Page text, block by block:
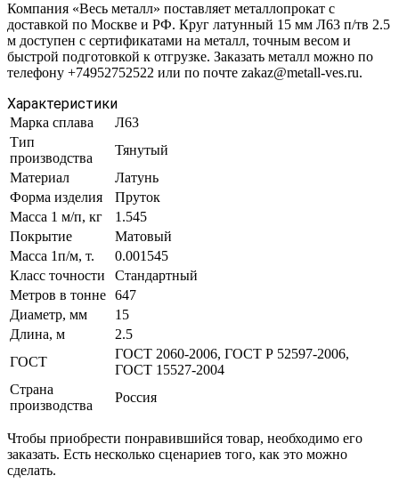
Компания «Весь металл» поставляет металлопрокат с
доставкой по Москве и РФ. Круг латунный 15 мм Л63 п/тв 2.5
м доступен с сертификатами на металл, точным весом и
быстрой подготовкой к отгрузке. Заказать металл можно по
телефону +74952752522 или по почте zakaz@metall-ves.ru.
Характеристики
Марка сплава
Л63
Тип
производства
Тянутый
Материал
Латунь
Форма изделия
Пруток
Масса 1 м/п, кг
1.545
Покрытие
Матовый
Масса 1п/м, т.
0.001545
Класс точности
Стандартный
Метров в тонне 647
Диаметр, мм
15
Длина, м
2.5
ГОСТ
ГОСТ 2060-2006, ГОСТ Р 52597-2006,
ГОСТ 15527-2004
Страна
производства
Россия
Чтобы приобрести понравившийся товар, необходимо его
заказать. Есть несколько сценариев того, как это можно
сделать.